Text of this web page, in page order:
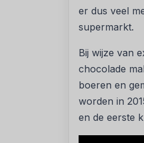
er dus veel
supermarkt.
Bij wijze van
chocolade
boeren en
worden in
en de eerste